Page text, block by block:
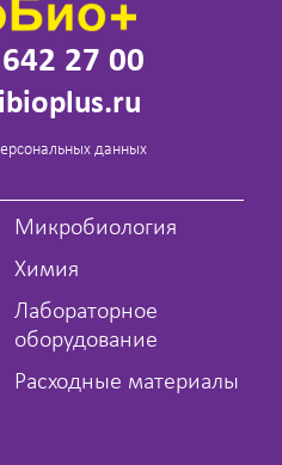
27 00
данных
Микробиология
Химия
Лабораторное
оборудование
Расходные материалы